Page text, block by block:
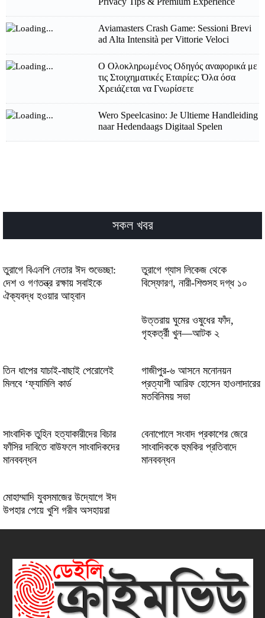
Aviamasters Crash Game: Sessioni Brevi
ad Alta Intensità per Vittorie Veloci
Ο Ολοκληρωμένος Οδηγός αναφορικά με
τις Στοιχηματικές Εταιρίες: Όλα όσα
Χρειάζεται να Γνωρίσετε
Wero Speelcasino: Je Ultieme Handleiding
naar Hedendaags Digitaal Spelen
Ξέρετε
Najbardziej błyskawicznie Transferujące
przeznaczony dla Użytkowników
Ceniących Sprawność
Comprehensive Resource to Lightning-
সকল খবর
তুরাগে বিএনপি নেতার ঈদ শুভেচ্ছা:
দেশ ও গণতন্ত্র রক্ষায় সবাইকে
ঐক্যবদ্ধ হওয়ার আহ্বান
তুরাগে গ্যাস লিকেজ থেকে
বিস্ফোরণ, নারী-শিশুসহ দগ্ধ ১০
উত্তরায় ঘুমের ওষুধের ফাঁদ,
গৃহকর্ত্রী খুন—আটক ২
তিন ধাপের যাচাই-বাছাই পেরোলেই
মিলবে ‘ফ্যামিলি কার্ড
গাজীপুর-৬ আসনে মনোনয়ন
প্রত্যাশী আরিফ হোসেন হাওলাদারের
মতবিনিময় সভা
সাংবাদিক তুহিন হত্যাকারীদের বিচার
ফাঁসির দাবিতে বাউফলে সাংবাদিকদের
মানববন্ধন
বেনাপোলে সংবাদ প্রকাশের জেরে
সাংবাদিককে হুমকির প্রতিবাদে
মানববন্ধন
মোহাম্মাদি যুবসমাজের উদ্যোগে ঈদ
উপহার পেয়ে খুশি গরীব অসহায়রা